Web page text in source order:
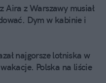
Aira z Warszawy musiał
Dym w kabinie i
najgorsze lotniska w
Polska na liście